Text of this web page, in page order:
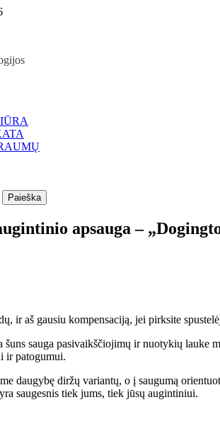
apsauga –
ir aš gausiu kompensaciją, jei pirksite
šuns sauga pasivaikščiojimų ir nuotykių lauke
ir patogumui.
daugybę diržų variantų, o į saugumą
saugesnis tiek jums, tiek jūsų augintiniui.